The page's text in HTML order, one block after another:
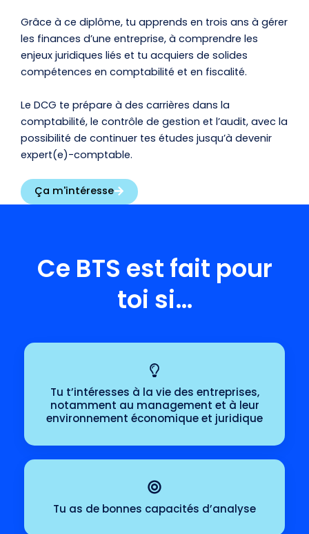
Grâce à ce diplôme, tu apprends en trois ans à gérer
les finances d’une entreprise, à comprendre les
enjeux juridiques liés et tu acquiers de solides
compétences en comptabilité et en fiscalité.
Le DCG te prépare à des carrières dans la
comptabilité, le contrôle de gestion et l’audit, avec la
possibilité de continuer tes études jusqu’à devenir
expert(e)-comptable.
Ça m'intéresse
Ce BTS est fait pour
toi si…
Tu t’intéresses à la vie des entreprises,
notamment au management et à leur
environnement économique et juridique
Tu as de bonnes capacités d’analyse